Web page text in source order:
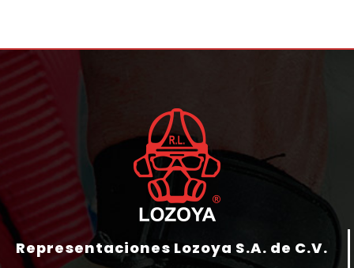
Representaciones Lozoya S.A. de C.V.